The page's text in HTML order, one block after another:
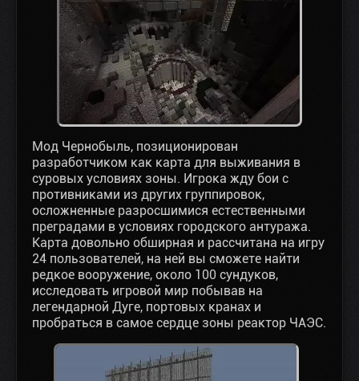
Мод Чернобыль, позиционирован
разработчиком как карта для выживания в
суровых условиях зоны. Игрока жду бои с
противниками из других группировок,
осложненные разросшимися естественными
преградами в условиях городского антуража.
Карта довольно обширная и рассчитана на игру
24 пользователей, на ней вы сможете найти
редкое вооружение, около 100 сундуков,
исследовать игровой мир побывав на
легендарной Дуге, портовых кранах и
пробраться в самое сердце зоны реактор ЧАЭС.